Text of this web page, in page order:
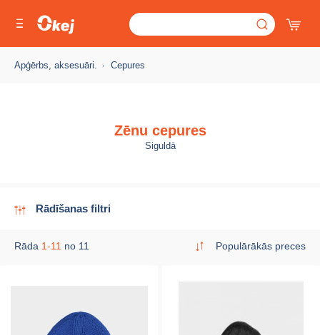
Apģērbs, aksesuāri. Cepures
Zēnu cepures
Siguldā
Rādīšanas filtri
Rāda 1-11 no 11 Populārākās preces